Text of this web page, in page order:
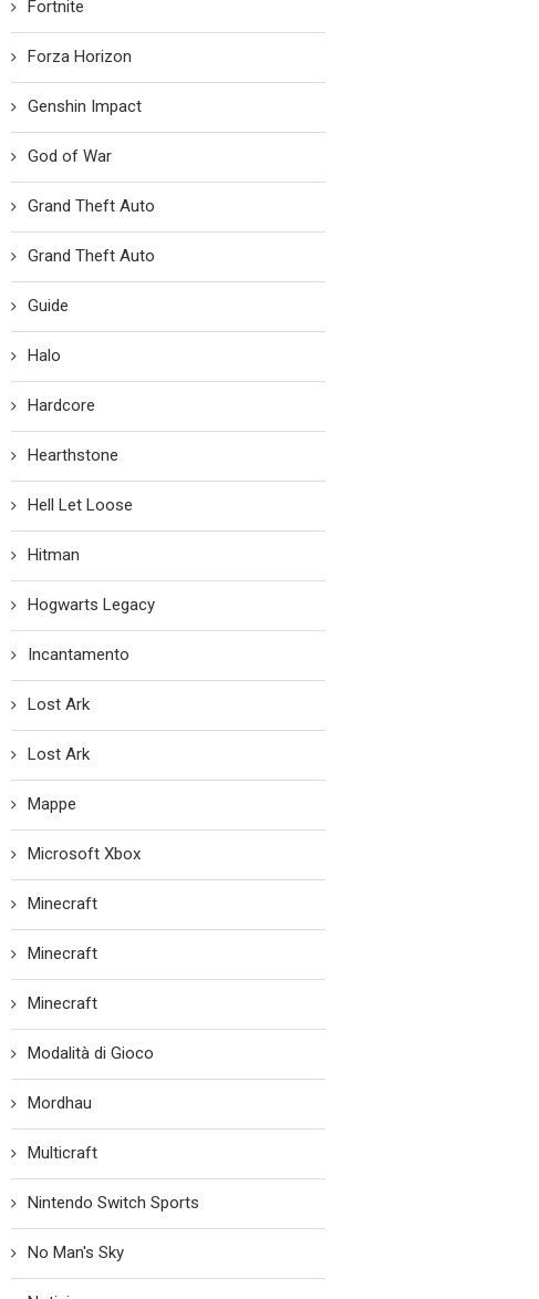
Fortnite
Forza Horizon
Genshin Impact
God of War
Grand Theft Auto
Grand Theft Auto
Guide
Halo
Hardcore
Hearthstone
Hell Let Loose
Hitman
Hogwarts Legacy
Incantamento
Lost Ark
Lost Ark
Mappe
Microsoft Xbox
Minecraft
Minecraft
Minecraft
Modalità di Gioco
Mordhau
Multicraft
Nintendo Switch Sports
No Man's Sky